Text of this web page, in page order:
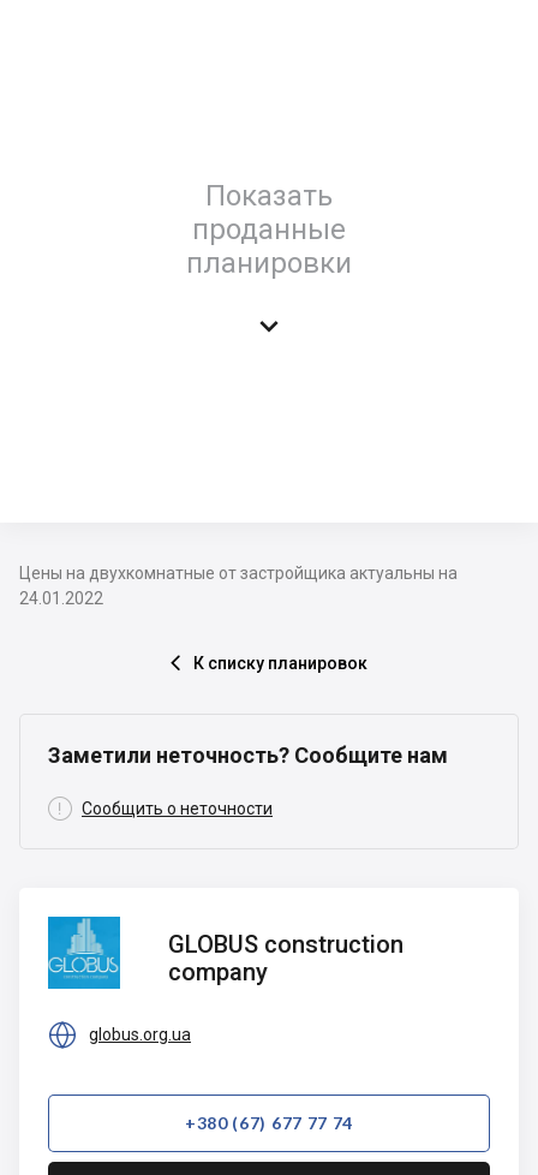
Показать
проданные
планировки

Цены на двухкомнатные от застройщика актуальны на
24.01.2022
 К списку планировок
Заметили неточность? Сообщите нам
 Сообщить о неточности
GLOBUS
construction
company
GLOBUS construction
company
 globus.org.ua
+380 (67) 677 77 74